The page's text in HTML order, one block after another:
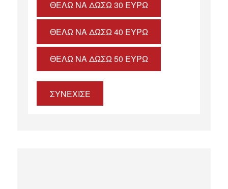
ΘΈΛΩ ΝΑ ΔΏΣΩ 30 ΕΥΡΏ
ΘΈΛΩ ΝΑ ΔΏΣΩ 40 ΕΥΡΏ
ΘΈΛΩ ΝΑ ΔΏΣΩ 50 ΕΥΡΏ
ΣΥΝΕΧΙΣΕ